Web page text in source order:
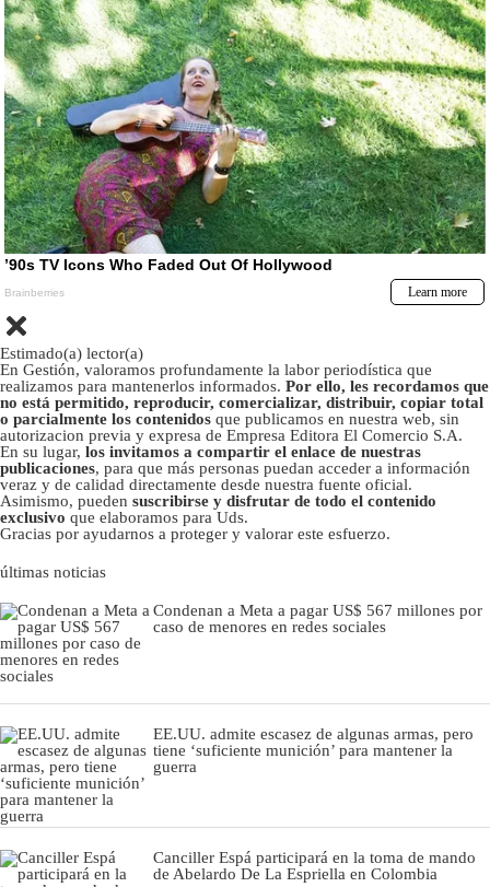
Estimado(a) lector(a)
En Gestión, valoramos profundamente la labor periodística que
realizamos para mantenerlos informados. Por ello, les recordamos que
no está permitido, reproducir, comercializar, distribuir, copiar total
o parcialmente los contenidos que publicamos en nuestra web, sin
autorizacion previa y expresa de Empresa Editora El Comercio S.A.
En su lugar, los invitamos a compartir el enlace de nuestras
publicaciones, para que más personas puedan acceder a información
veraz y de calidad directamente desde nuestra fuente oficial.
Asimismo, pueden suscribirse y disfrutar de todo el contenido
exclusivo que elaboramos para Uds.
Gracias por ayudarnos a proteger y valorar este esfuerzo.
últimas noticias
Condenan a Meta a pagar US$ 567 millones por
caso de menores en redes sociales
EE.UU. admite escasez de algunas armas, pero
tiene ‘suficiente munición’ para mantener la
guerra
Canciller Espá participará en la toma de mando
de Abelardo De La Espriella en Colombia